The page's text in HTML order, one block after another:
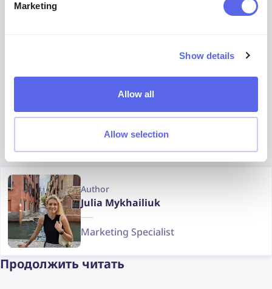
Marketing
Show details
Allow all
Allow selection
Pimeyes
Yandex
Author
Julia Mykhailiuk
Marketing Specialist
Продолжить читать